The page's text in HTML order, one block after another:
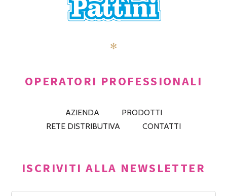
✻
OPERATORI PROFESSIONALI
AZIENDA
PRODOTTI
RETE DISTRIBUTIVA
CONTATTI
ISCRIVITI ALLA NEWSLETTER